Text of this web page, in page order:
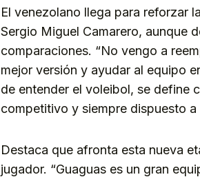
El venezolano llega para reforzar
Sergio Miguel Camarero, aunque
comparaciones. “No vengo a
mejor versión y ayudar al equipo
de entender el voleibol, se define
competitivo y siempre dispuesto a
Destaca que afronta esta nueva
jugador. “Guaguas es un gran